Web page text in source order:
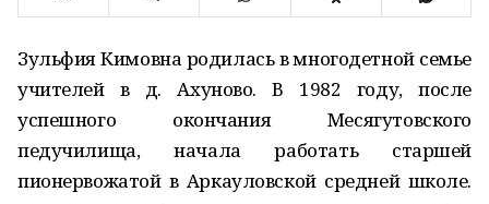
Зульфия Кимовна родилась в многодетной семье
учителей в д. Ахуново. В 1982 году, после
успешного окончания Месягутовского
педучилища, начала работать старшей
пионервожатой в Аркауловской средней школе.